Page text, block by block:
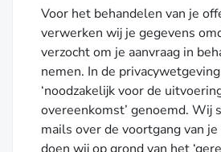
Voor het behandelen van je
verwerken wij je gegevens
verzocht om je aanvraag in
nemen. In de
‘noodzakelijk voor de
overeenkomst’ genoemd. Wij
mails over de voortgang van je